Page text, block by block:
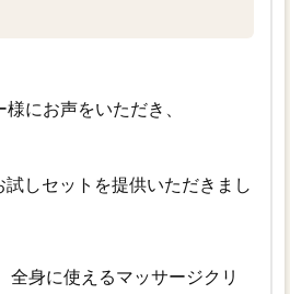
にお声をいただき、
しセットを提供いただきまし
身に使えるマッサージクリ